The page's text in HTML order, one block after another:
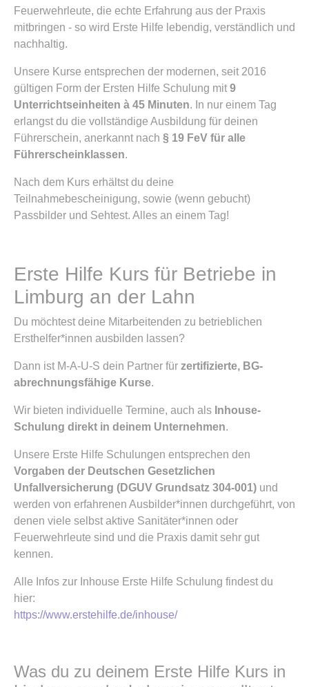
Feuerwehrleute, die echte Erfahrung aus der Praxis
mitbringen - so wird Erste Hilfe lebendig, verständlich und
nachhaltig.
Unsere Kurse entsprechen der modernen, seit 2016
gültigen Form der Ersten Hilfe Schulung mit 9
Unterrichtseinheiten à 45 Minuten. In nur einem Tag
erlangst du die vollständige Ausbildung für deinen
Führerschein, anerkannt nach § 19 FeV für alle
Führerscheinklassen.
Nach dem Kurs erhältst du deine
Teilnahmebescheinigung, sowie (wenn gebucht)
Passbilder und Sehtest. Alles an einem Tag!
Erste Hilfe Kurs für Betriebe in
Limburg an der Lahn
Du möchtest deine Mitarbeitenden zu betrieblichen
Ersthelfer*innen ausbilden lassen?
Dann ist M-A-U-S dein Partner für zertifizierte, BG-
abrechnungsfähige Kurse.
Wir bieten individuelle Termine, auch als Inhouse-
Schulung direkt in deinem Unternehmen.
Unsere Erste Hilfe Schulungen entsprechen den
Vorgaben der Deutschen Gesetzlichen
Unfallversicherung (DGUV Grundsatz 304-001) und
werden von erfahrenen Ausbilder*innen durchgeführt, von
denen viele selbst aktive Sanitäter*innen oder
Feuerwehrleute sind und die Praxis damit sehr gut
kennen.
Alle Infos zur Inhouse Erste Hilfe Schulung findest du
hier:
https://www.erstehilfe.de/inhouse/
Was du zu deinem Erste Hilfe Kurs in